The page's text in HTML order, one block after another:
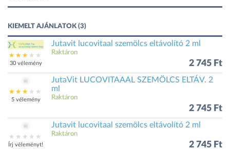
KIEMELT AJÁNLATOK (3)
30 vélemény
Jutavit lucovitaal szemölcs eltávolító 2 ml
Raktáron
2 745 Ft
5 vélemény
JutaVit LUCOVITAAAL SZEMÖLCS ELTÁV. 2
ml
Raktáron
2 745 Ft
Írj véleményt!
Jutavit lucovitaal szemölcs eltávolító 2 ml
Raktáron
2 745 Ft